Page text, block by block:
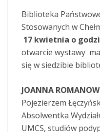
Biblioteka
Stosowanych w
17 kwietnia o
otwarcie wystawy
się w siedzibie
JOANNA
Pojezierzem
Absolwentka
UMCS, studiów